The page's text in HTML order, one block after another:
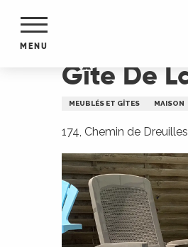
contenu
MENU
Gîte De
MEUBLÉS ET GÎTES MAISON
174, Chemin de